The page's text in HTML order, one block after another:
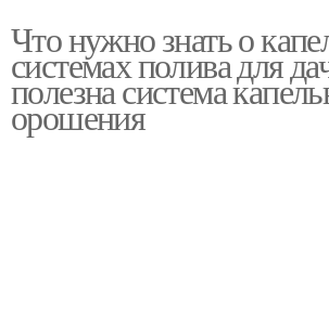
Что нужно знать о
системах полива для
полезна система
орошения